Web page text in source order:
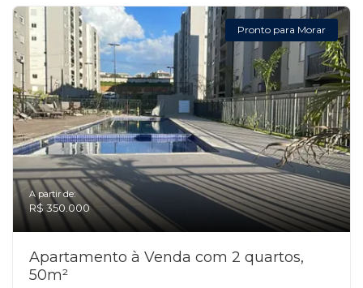
Pronto para Morar
A partir de:
R$ 350.000
Apartamento à Venda com 2 quartos,
50m²